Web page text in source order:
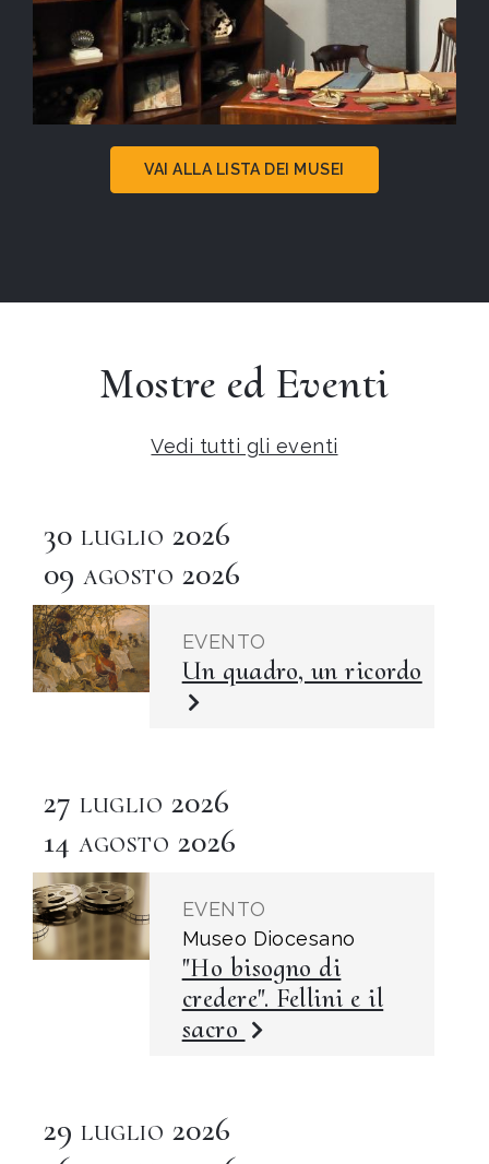
VAI ALLA LISTA DEI MUSEI
Mostre ed Eventi
Vedi tutti gli eventi
30LUGLIO 2026
09AGOSTO 2026
EVENTO
Un quadro, un ricordo
27LUGLIO 2026
14AGOSTO 2026
EVENTO
Museo Diocesano
"Ho bisogno di
credere". Fellini e il
sacro
29LUGLIO 2026